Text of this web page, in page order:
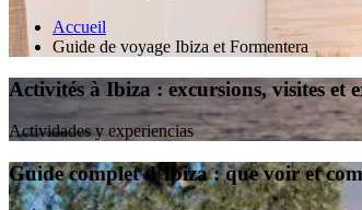
Accueil
Guide de voyage Ibiza et Formentera
Activités à Ibiza : excursions, visites et
Actividades y experiencias
Guide complet d’Ibiza : que voir et